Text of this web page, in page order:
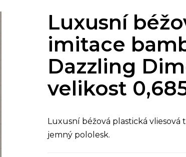
Luxusní
imitace
Dazzling
velikost
Luxusní béžová plastická
jemný pololesk.